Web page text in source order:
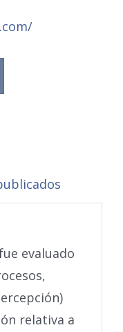
evaluado
relativa a